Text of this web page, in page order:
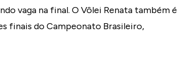
vaga na final. O Vôlei Renata também é
finais do Campeonato Brasileiro,